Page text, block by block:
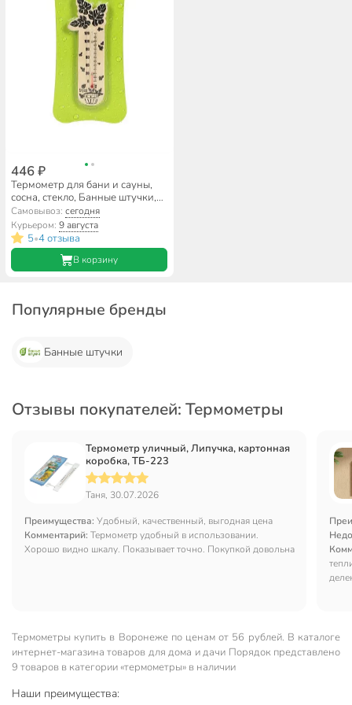
446 ₽
Термометр для бани и сауны,
сосна, стекло, Банные штучки,
Банный веник, 17.5х4 см,
18050
Самовывоз:сегодня
Курьером:9 августа
5•4 отзыва
В корзину
Популярные бренды
Банные штучки
Отзывы покупателей: Термометры
Термометр уличный, Липучка, картонная
коробка, ТБ-223
Таня, 30.07.2026
Преимущества: Удобный, качественный, выгодная цена
Комментарий: Термометр удобный в использовании.
Хорошо видно шкалу. Показывает точно. Покупкой довольна
Термометры купить в Воронеже по ценам от 56 рублей. В каталоге
интернет-магазина товаров для дома и дачи Порядок представлено
9 товаров в категории «термометры» в наличии
Наши преимущества: